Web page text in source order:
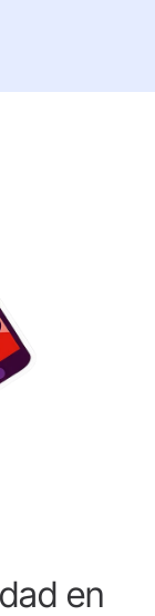
en